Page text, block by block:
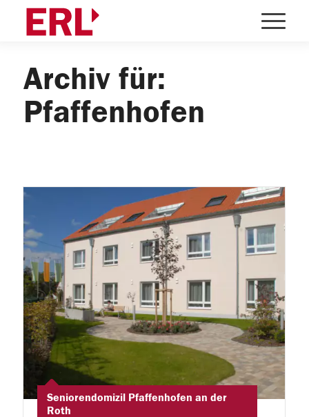
Archiv für:
Pfaffenhofen
Seniorendomizil Pfaffenhofen an der
Roth